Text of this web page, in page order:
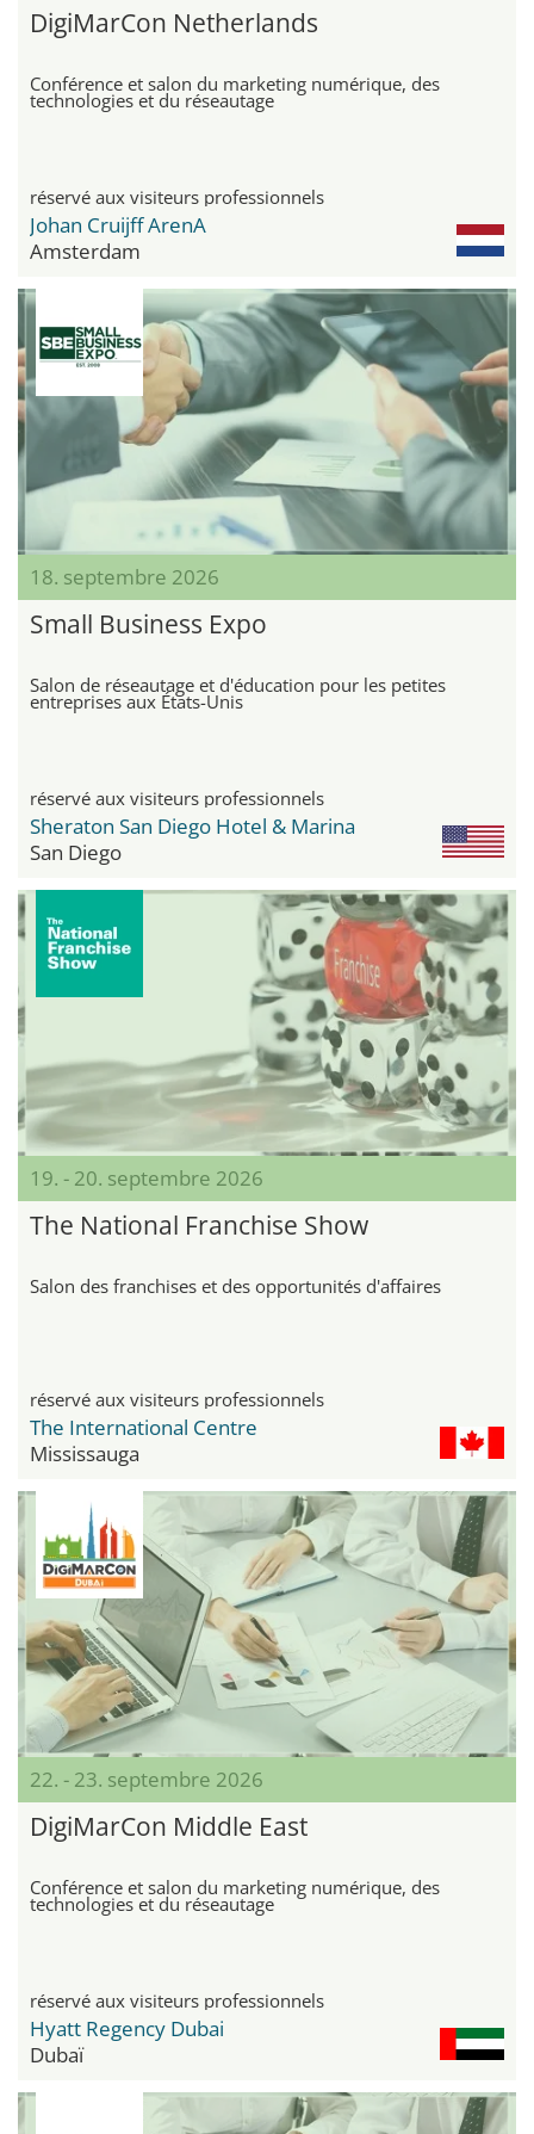
DigiMarCon Netherlands
Conférence et salon du marketing numérique, des
technologies et du réseautage
réservé aux visiteurs professionnels
Johan Cruijff ArenA
Amsterdam
18. septembre 2026
Small Business Expo
Salon de réseautage et d'éducation pour les petites
entreprises aux États-Unis
réservé aux visiteurs professionnels
Sheraton San Diego Hotel & Marina
San Diego
19. - 20. septembre 2026
The National Franchise Show
Salon des franchises et des opportunités d'affaires
réservé aux visiteurs professionnels
The International Centre
Mississauga
22. - 23. septembre 2026
DigiMarCon Middle East
Conférence et salon du marketing numérique, des
technologies et du réseautage
réservé aux visiteurs professionnels
Hyatt Regency Dubai
Dubaï